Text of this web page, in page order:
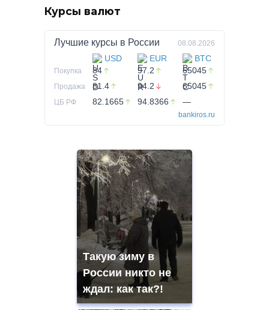
Курсы валют
Лучшие курсы в России 08.08.2026
USD EUR BTC
Покупка 84 97.2 65045
Продажа 81.4 94.2 65045
ЦБ РФ 82.1665 94.8366 —
bankiros.ru
Такую зиму в
России никто не
ждал: как так?!